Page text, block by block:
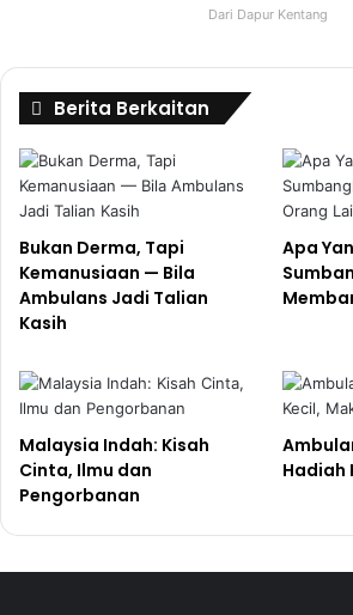
Dari Dapur Kentang
Berita Berkaitan
Bukan Derma, Tapi
Kemanusiaan — Bila
Ambulans Jadi Talian
Kasih
Apa
Malaysia Indah: Kisah
Cinta, Ilmu dan
Pengorbanan
Hadiah